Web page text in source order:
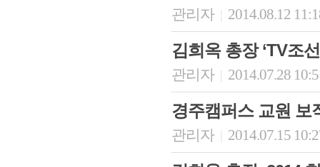
관리자 2014.08.12
김희옥 총장 ‘TV조
관리자 2014.07.28
경주캠퍼스 교원 보
관리자 2014.07.15